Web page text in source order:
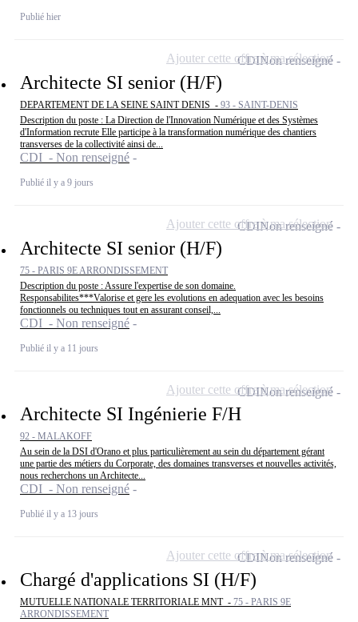
Publié hier
Architecte SI senior (H/F)
DEPARTEMENT DE LA SEINE SAINT DENIS - 93 - SAINT-DENIS
Description du poste : La Direction de l'Innovation Numérique et des Systèmes
d'Information recrute Elle participe à la transformation numérique des chantiers
transverses de la collectivité ainsi de...
CDI - Non renseigné
Publié il y a 9 jours
CDINon renseigné
Ajouter cette offre à ma sélection
Architecte SI senior (H/F)
75 - PARIS 9E ARRONDISSEMENT
Description du poste : Assure l'expertise de son domaine.
Responsabilites***Valorise et gere les evolutions en adequation avec les besoins
fonctionnels ou techniques tout en assurant conseil,...
CDI - Non renseigné
Publié il y a 11 jours
CDINon renseigné
Ajouter cette offre à ma sélection
Architecte SI Ingénierie F/H
92 - MALAKOFF
Au sein de la DSI d'Orano et plus particulièrement au sein du département gérant
une partie des métiers du Corporate, des domaines transverses et nouvelles activités,
nous recherchons un Architecte...
CDI - Non renseigné
Publié il y a 13 jours
CDINon renseigné
Ajouter cette offre à ma sélection
Chargé d'applications SI (H/F)
MUTUELLE NATIONALE TERRITORIALE MNT - 75 - PARIS 9E
ARRONDISSEMENT
CDINon renseigné
Ajouter cette offre à ma sélection